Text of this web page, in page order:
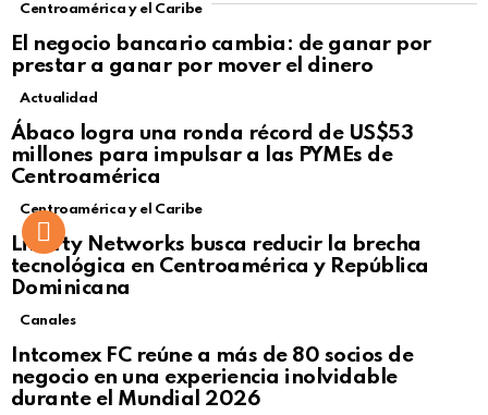
Centroamérica y el Caribe
El negocio bancario cambia: de ganar por
prestar a ganar por mover el dinero
Not Safe For Work
Click to view this post
Actualidad
Ábaco logra una ronda récord de US$53
millones para impulsar a las PYMEs de
Centroamérica
Centroamérica y el Caribe
Liberty Networks busca reducir la brecha
tecnológica en Centroamérica y República
Dominicana
Canales
Intcomex FC reúne a más de 80 socios de
negocio en una experiencia inolvidable
durante el Mundial 2026